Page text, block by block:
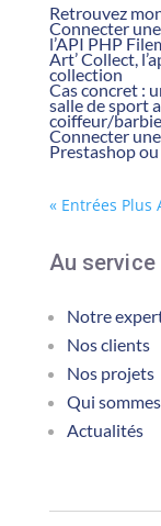
Retrouvez
Connecter
l’API PHP
Art’ Collect,
collection
Cas concret :
salle de sport
coiffeur/
Connecter
Prestashop
« Entrées Plus
Au
Notre
Nos clients
Nos projets
Qui
Actualités